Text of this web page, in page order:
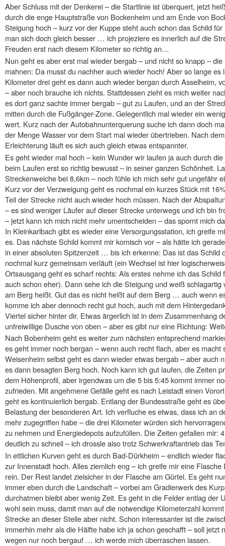
Aber Schluss mit der Denkerei – die Startlinie ist überquert, jetzt
durch die enge Hauptstraße von Bockenheim und am Ende von
Steigung hoch – kurz vor der Kuppe steht auch schon das Schild
man sich doch gleich besser … ich projeziere es innerlich auf die
Freuden erst nach diesem Kilometer so richtig an…
Nun geht es aber erst mal wieder bergab – und nicht so knapp –
mahnen: Da musst du nachher auch wieder hoch! Aber so lange
Kilometer drei geht es dann auch wieder bergan durch Asselheim,
– aber noch brauche ich nichts. Stattdessen zieht es mich weiter
es dort ganz sachte immer bergab – gut zu Laufen, und an der
mitten durch die Fußgänger-Zone. Gelegentlich mal wieder ein
wert. Kurz nach der Autobahnunterquerung suche ich dann doch
der Menge Wasser vor dem Start mal wieder übertrieben. Nach
Erleichterung läuft es sich auch gleich etwas entspannter.
Es geht wieder mal hoch – kein Wunder wir laufen ja auch durch
beim Laufen erst so richtig bewusst – in seiner ganzen Schönheit.
Streckenweiche bei 8,6km – noch fühle ich mich sehr gut ungefähr
Kurz vor der Verzweigung geht es nochmal ein kurzes Stück mit
Teil der Strecke nicht auch wieder hoch müssen. Nach der
– es sind weniger Läufer auf dieser Strecke unterwegs und ich bin
– jetzt kann ich mich nicht mehr umentscheiden – das spornt mich
In Kleinkarlbach gibt es wieder eine Versorgungsstation, ich greife
es. Das nächste Schild kommt mir komisch vor – als hätte ich
in einer absoluten Spitzenzeit … bis ich erkenne: Das ist das Schild
nochmal kurz gemeinsam verläuft (ein Wechsel ist hier
Ortsausgang geht es scharf rechts: Als erstes nehme ich das
auch schon eher). Dann sehe ich die Steigung und weiß
am Berg heißt. Gut das es nicht heißt auf dem Berg … auch wenn
komme ich aber dennoch recht gut hoch, auch mit dem
Viertel sicher hinter dir. Etwas ärgerlich ist in dem Zusammenhang
unfreiwillige Dusche von oben – aber es gibt nur eine Richtung:
Nach Bobenheim geht es weiter zum nächsten entsprechend
es geht immer noch bergan – wenn auch recht flach, aber es
Weisenheim selbst geht es dann wieder etwas bergab – aber auch
es dann besagten Berg hoch. Noch kann ich gut laufen, die Zeiten
dem Höhenprofil, aber irgendwas um die 5 bis 5:45 kommt immer
zufrieden. Mit angehmene Gefälle geht es nach Leistadt einen
geht es kontinuierlich bergab. Entlang der Bundesstraße geht es
Belastung der besonderen Art. Ich verfluche es etwas, dass ich an
mehr zugegriffen habe – die drei Kilometer würden sich
zu nehmen und Energiedepots aufzufüllen. Die Zeiten gefallen mir:
deutlich zu schnell – ich drossle also trotz Schwerkraftantrieb das
In ettlichen Kurven geht es durch Bad-Dürkheim – endlich wieder
zur Innenstadt hoch. Alles ziemlich eng – ich greife mir eine
rein. Der Rest landet zielsicher in der Flasche am Gürtel. Es geht
immer eben durch die Landschaft – vorbei am Gradierwerk des
durchatmen bleibt aber wenig Zeit. Es geht in die Felder entlag der
wohl sein muss, damit man auf die notwendige Kilometerzahl
Strecke an dieser Stelle aber nicht. Schon interessanter ist die
immerhin mehr als die Hälfte habe ich ja schon geschafft – soll
wegen nur noch bergauf … ich werde mich überraschen lassen.